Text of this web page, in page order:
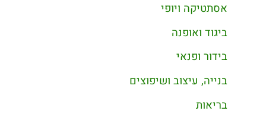
אסתטיקה ויופי
ביגוד ואופנה
בידור ופנאי
בנייה, עיצוב ושיפוצים
בריאות